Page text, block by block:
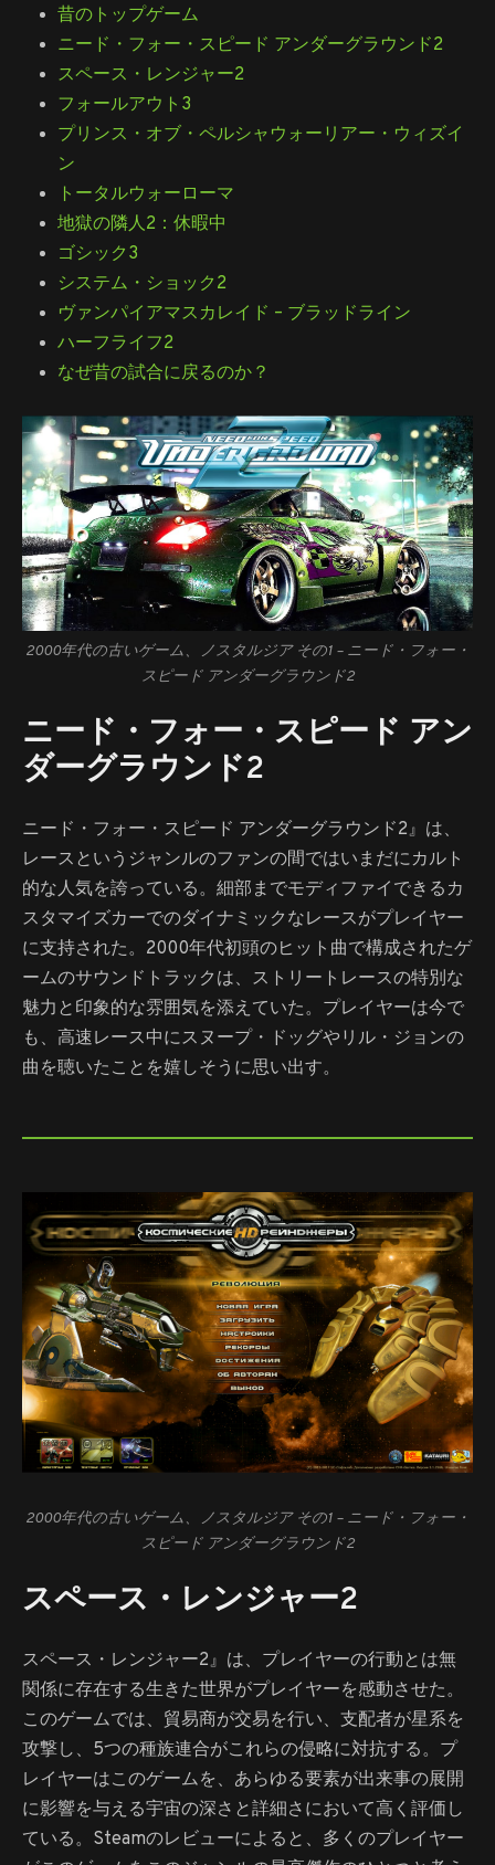
昔のトップゲーム
ニード・フォー・スピード アンダーグラウンド2
スペース・レンジャー2
フォールアウト3
プリンス・オブ・ペルシャウォーリアー・ウィズイ
ン
トータルウォーローマ
地獄の隣人2：休暇中
ゴシック3
システム・ショック2
ヴァンパイアマスカレイド – ブラッドライン
ハーフライフ2
なぜ昔の試合に戻るのか？
2000年代の古いゲーム、ノスタルジア その1 – ニード・フォー・
スピード アンダーグラウンド2
ニード・フォー・スピード アン
ダーグラウンド2
ニード・フォー・スピード アンダーグラウンド2』は、
レースというジャンルのファンの間ではいまだにカルト
的な人気を誇っている。細部までモディファイできるカ
スタマイズカーでのダイナミックなレースがプレイヤー
に支持された。2000年代初頭のヒット曲で構成されたゲ
ームのサウンドトラックは、ストリートレースの特別な
魅力と印象的な雰囲気を添えていた。プレイヤーは今で
も、高速レース中にスヌープ・ドッグやリル・ジョンの
曲を聴いたことを嬉しそうに思い出す。
2000年代の古いゲーム、ノスタルジア その1 – ニード・フォー・
スピード アンダーグラウンド2
スペース・レンジャー2
スペース・レンジャー2』は、プレイヤーの行動とは無
関係に存在する生きた世界がプレイヤーを感動させた。
このゲームでは、貿易商が交易を行い、支配者が星系を
攻撃し、5つの種族連合がこれらの侵略に対抗する。プ
レイヤーはこのゲームを、あらゆる要素が出来事の展開
に影響を与える宇宙の深さと詳細さにおいて高く評価し
ている。Steamのレビューによると、多くのプレイヤー